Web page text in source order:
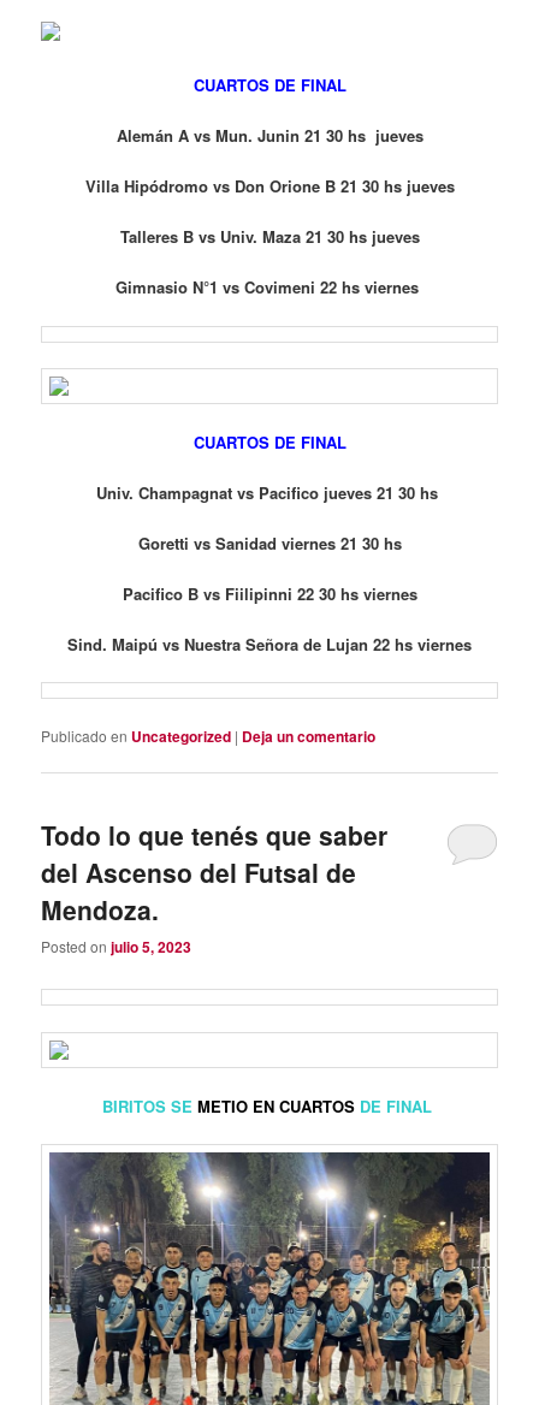
CUARTOS DE FINAL
Alemán A vs Mun. Junin 21 30 hs jueves
Villa Hipódromo vs Don Orione B 21 30 hs jueves
Talleres B vs Univ. Maza 21 30 hs jueves
Gimnasio N°1 vs Covimeni 22 hs viernes
CUARTOS DE FINAL
Univ. Champagnat vs Pacifico jueves 21 30 hs
Goretti vs Sanidad viernes 21 30 hs
Pacifico B vs Fiilipinni 22 30 hs viernes
Sind. Maipú vs Nuestra Señora de Lujan 22 hs viernes
Publicado en Uncategorized | Deja un comentario
Todo lo que tenés que saber
del Ascenso del Futsal de
Mendoza.
Posted onjulio 5, 2023
BIRITOS SE METIO EN CUARTOS DE FINAL